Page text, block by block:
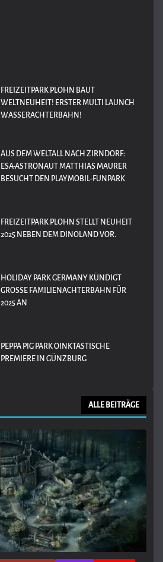
FREIZEITPARK PLOHN BAUT
WELTNEUHEIT! ERSTER MULTI LAUNCH
WASSERACHTERBAHN!
AUS DEM WELTALL NACH ZIRNDORF:
ESA-ASTRONAUT MATTHIAS MAURER
BESUCHT DEN PLAYMOBIL-FUNPARK
FREIZEITPARK PLOHN STELLT NEUHEIT
2025 NEBEN DEM DINOLAND VOR.
HOLIDAY PARK GERMANY KÜNDIGT
GROSSE FAMILIENACHTERBAHN FÜR 2
025 AN
PEPPA PIG PARK OINKTASTISCHE
PREMIERE IN GÜNZBURG
ALLE BEITRÄGE